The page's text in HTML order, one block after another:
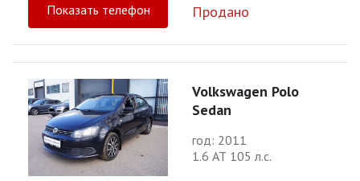
Показать телефон Продано
Volkswagen Polo
Sedan
год: 2011
1.6 АТ 105 л.с.